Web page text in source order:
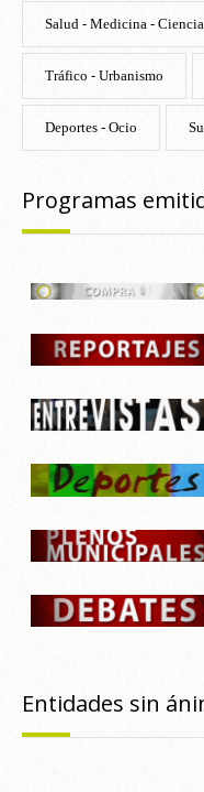
Salud - Medicina - Ciencia
Tráfico - Urbanismo
Deportes - Ocio
Programas
Entidades sin